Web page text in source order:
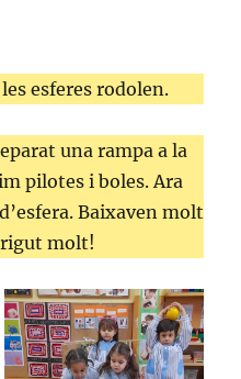
esferes rodolen.
una rampa a la
pilotes i boles. Ara
Baixaven molt
molt!